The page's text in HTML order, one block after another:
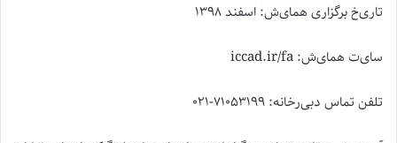
تاری‌‌خ برگزاری‌‌ همای‌‌ش: اسفند ۱۳۹۸
سای‌‌ت همای‌‌ش: iccad.ir/fa
تلفن تماس دبی‌‌رخانه: ۷۱۰۵۳۱۹۹-۰۲۱